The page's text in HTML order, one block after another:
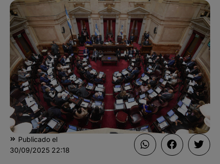
Publicado el
30/09/2025 22:18